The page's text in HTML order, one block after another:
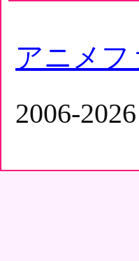
アニメ
2006-